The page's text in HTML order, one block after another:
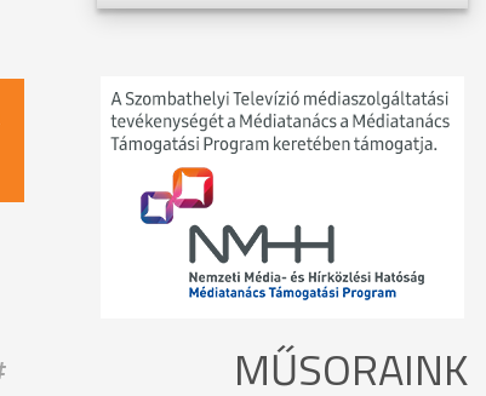
MŰSORAINK